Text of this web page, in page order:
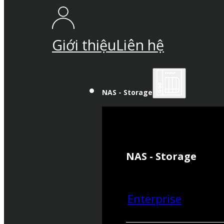
Giới thiệuLiên hệ
NAS - Storage
NAS - Storage
Enterprise